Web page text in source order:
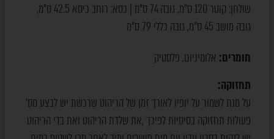
שולחן: קוטר 120 ס"מ, גובה 74 ס"מ | כסא: רוחב כיסא 42.5 ס"מ,
גובה מושב 45 ס"מ, גובה כללי 79 ס"מ
חומרים: אלומיניום, פלסטיק
תחזוקה:
על מנת לשמור על יופיו לאורך זמן של הריהוט שרכשת יש לבצע מס’
פעולות תחזוקה בסיסיות לפיכך ,את שלדת הריהוט ואת בדי הריהוט